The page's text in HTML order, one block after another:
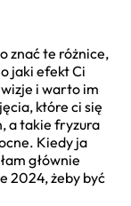
znać te różnice,
jaki efekt Ci
i warto im
które ci się
a takie fryzura
Kiedy ja
głównie
2024, żeby być